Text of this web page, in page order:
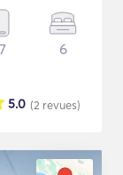
7 6
(2 revues)
5.0